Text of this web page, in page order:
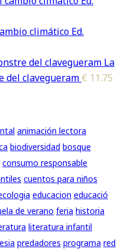
climático Ed.
La
del clavegueram € 11.75
animación lectora
biodiversidad bosque
consumo responsable
cuentos para niños
educacion educació
de verano feria historia
literatura infantil
predadores programa red